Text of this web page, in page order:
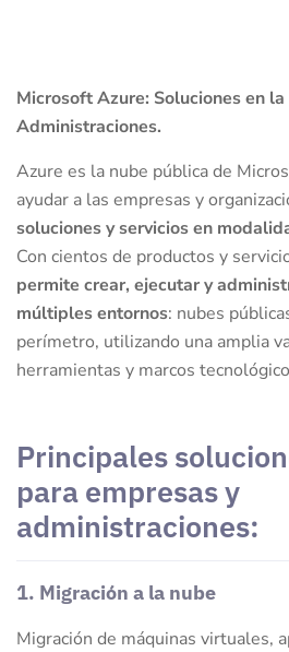
Microsoft Azure: Soluciones en
Administraciones.
Azure es la nube pública de
ayudar a las empresas y
soluciones y servicios en
Con cientos de productos y
permite crear, ejecutar y
múltiples entornos: nubes
perímetro, utilizando una amplia
herramientas y marcos
Principales
para empresas y
administraciones:
1. Migración a la nube
Migración de máquinas virtuales,